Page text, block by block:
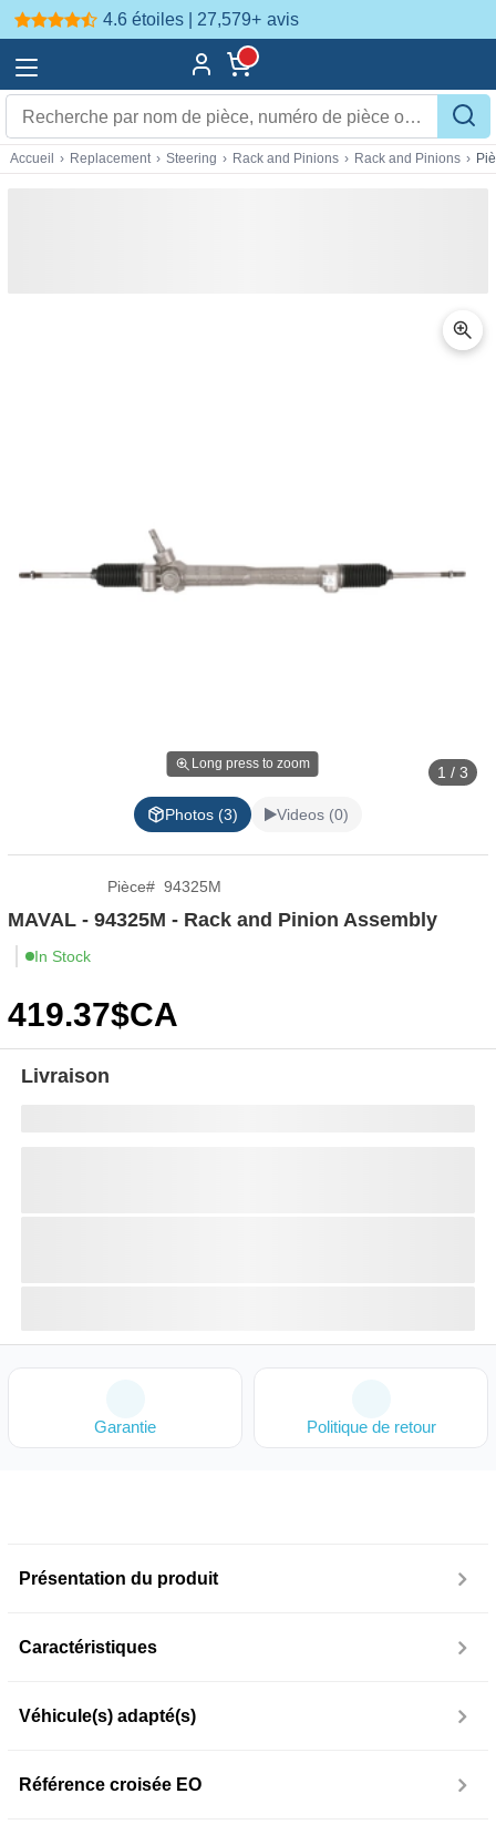
4.6 étoiles | 27,579+ avis
Accueil › Replacement › Steering › Rack and Pinions › Rack and Pinions ›
Long press to zoom 1 / 3
Photos (3) Videos (0)
Pièce# 94325M
MAVAL - 94325M - Rack and Pinion Assembly
In Stock
419.37$CA
Livraison
Garantie Politique de retour
Présentation du produit
Caractéristiques
Véhicule(s) adapté(s)
Référence croisée EO